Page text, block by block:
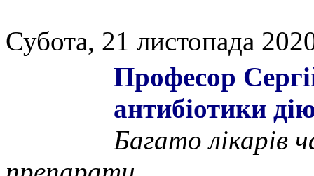
Субота, 21 листопада
Професор
антибіотики
Багато лікарів